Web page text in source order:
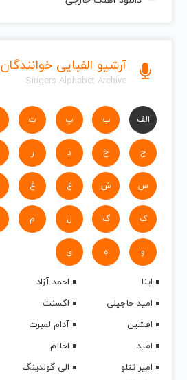
آرشیو الفبایی خوانندگان
Singers Alphabet Archive
الف ب پ ت
ح خ د ر
س ش ع غ
ک گ ل م
و ه ی
اینا
احمد آزاد
امید حاجیلی
اکسنت
افشین
آدام لمبرت
امید
احلام
امیر تتلو
الی گولدینگ